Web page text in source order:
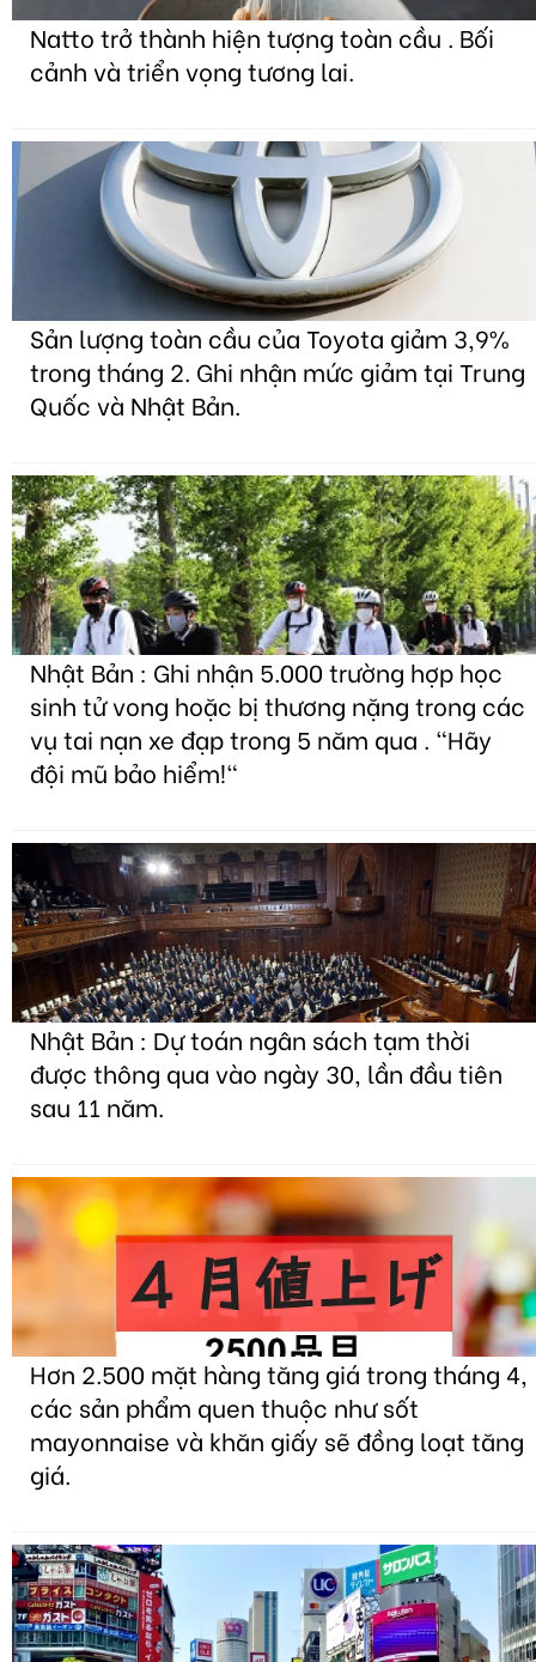
Natto trở thành hiện tượng toàn cầu . Bối
cảnh và triển vọng tương lai.
Sản lượng toàn cầu của Toyota giảm 3,9%
trong tháng 2. Ghi nhận mức giảm tại Trung
Quốc và Nhật Bản.
Nhật Bản : Ghi nhận 5.000 trường hợp học
sinh tử vong hoặc bị thương nặng trong các
vụ tai nạn xe đạp trong 5 năm qua . "Hãy
đội mũ bảo hiểm!"
Nhật Bản : Dự toán ngân sách tạm thời
được thông qua vào ngày 30, lần đầu tiên
sau 11 năm.
Hơn 2.500 mặt hàng tăng giá trong tháng 4,
các sản phẩm quen thuộc như sốt
mayonnaise và khăn giấy sẽ đồng loạt tăng
giá.